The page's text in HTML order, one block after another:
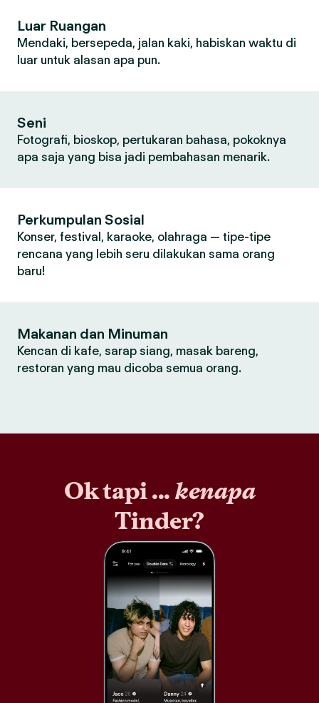
Luar Ruangan
Mendaki, bersepeda, jalan kaki, habiskan waktu di
luar untuk alasan apa pun.
Seni
Fotografi, bioskop, pertukaran bahasa, pokoknya
apa saja yang bisa jadi pembahasan menarik.
Perkumpulan Sosial
Konser, festival, karaoke, olahraga — tipe-tipe
rencana yang lebih seru dilakukan sama orang
baru!
Makanan dan Minuman
Kencan di kafe, sarap siang, masak bareng,
restoran yang mau dicoba semua orang.
Ok tapi ...kenapa
Tinder?